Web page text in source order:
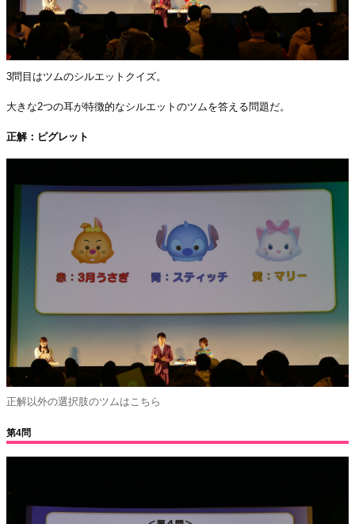
3問目はツムのシルエットクイズ。
大きな2つの耳が特徴的なシルエットのツムを答える問題だ。
正解：ピグレット
正解以外の選択肢のツムはこちら
第4問